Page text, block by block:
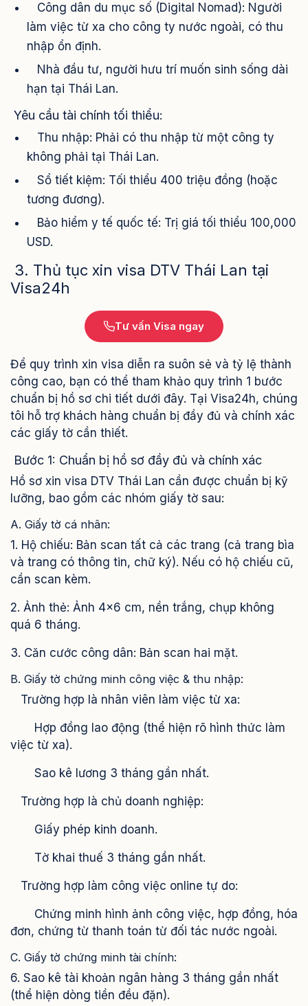
Công dân du mục số (Digital Nomad): Người
làm việc từ xa cho công ty nước ngoài, có thu
nhập ổn định.
Nhà đầu tư, người hưu trí muốn sinh sống dài
hạn tại Thái Lan.
Yêu cầu tài chính tối thiểu:
Thu nhập: Phải có thu nhập từ một công ty
không phải tại Thái Lan.
Sổ tiết kiệm: Tối thiểu 400 triệu đồng (hoặc
tương đương).
Bảo hiểm y tế quốc tế: Trị giá tối thiểu 100,000
USD.
3. Thủ tục xin visa DTV Thái Lan tại
Visa24h
Tư vấn Visa ngay
Để quy trình xin visa diễn ra suôn sẻ và tỷ lệ thành
công cao, bạn có thể tham khảo quy trình 1 bước
chuẩn bị hồ sơ chi tiết dưới đây. Tại Visa24h, chúng
tôi hỗ trợ khách hàng chuẩn bị đầy đủ và chính xác
các giấy tờ cần thiết.
Bước 1: Chuẩn bị hồ sơ đầy đủ và chính xác
Hồ sơ xin visa DTV Thái Lan cần được chuẩn bị kỹ
lưỡng, bao gồm các nhóm giấy tờ sau:
A. Giấy tờ cá nhân:
1. Hộ chiếu: Bản scan tất cả các trang (cả trang bìa
và trang có thông tin, chữ ký). Nếu có hộ chiếu cũ,
cần scan kèm.
2. Ảnh thẻ: Ảnh 4x6 cm, nền trắng, chụp không
quá 6 tháng.
3. Căn cước công dân: Bản scan hai mặt.
B. Giấy tờ chứng minh công việc & thu nhập:
Trường hợp là nhân viên làm việc từ xa:
Hợp đồng lao động (thể hiện rõ hình thức làm
việc từ xa).
Sao kê lương 3 tháng gần nhất.
Trường hợp là chủ doanh nghiệp:
Giấy phép kinh doanh.
Tờ khai thuế 3 tháng gần nhất.
Trường hợp làm công việc online tự do:
Chứng minh hình ảnh công việc, hợp đồng, hóa
đơn, chứng từ thanh toán từ đối tác nước ngoài.
C. Giấy tờ chứng minh tài chính:
6. Sao kê tài khoản ngân hàng 3 tháng gần nhất
(thể hiện dòng tiền đều đặn).